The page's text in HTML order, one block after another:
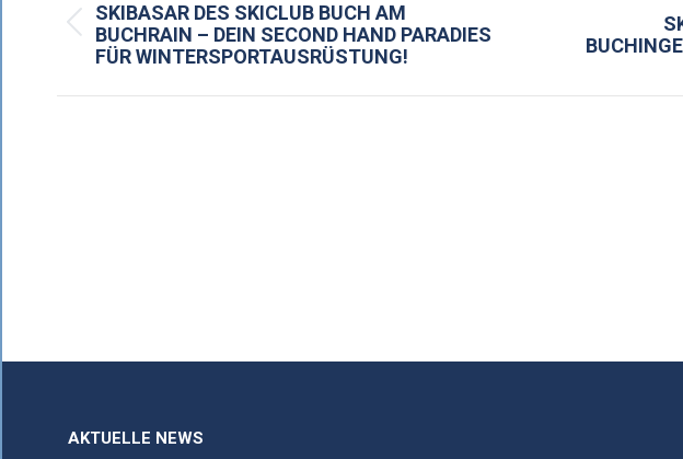
Vorheriger
Beitrag:
SKIBASAR DES SKICLUB BUCH AM
BUCHRAIN – DEIN SECOND HAND PARADIES
FÜR WINTERSPORTAUSRÜSTUNG!
Beitrag:
AKTUELLE NEWS